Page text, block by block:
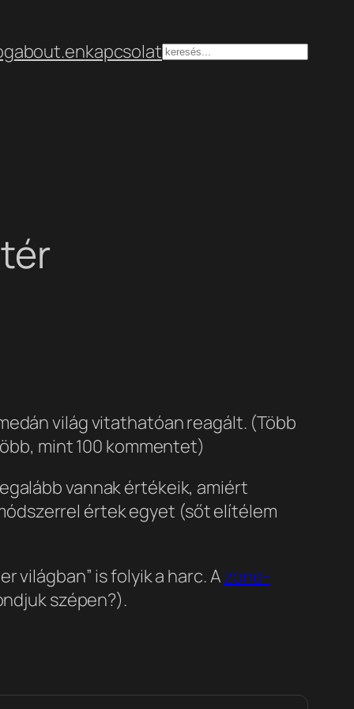
about.enkapcsolatKeresés
világ vitathatóan reagált. (Több
mint 100 kommentet)
vannak értékeik, amiért
értek egyet (sőt elítélem
világban” is folyik a harc. Azone-
szépen?).